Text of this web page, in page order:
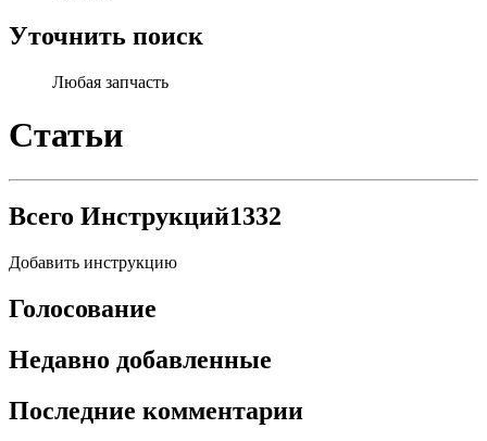
Уточнить поиск
Любая запчасть
Статьи
Всего Инструкций1332
Добавить инструкцию
Голосование
Недавно добавленные
Последние комментарии